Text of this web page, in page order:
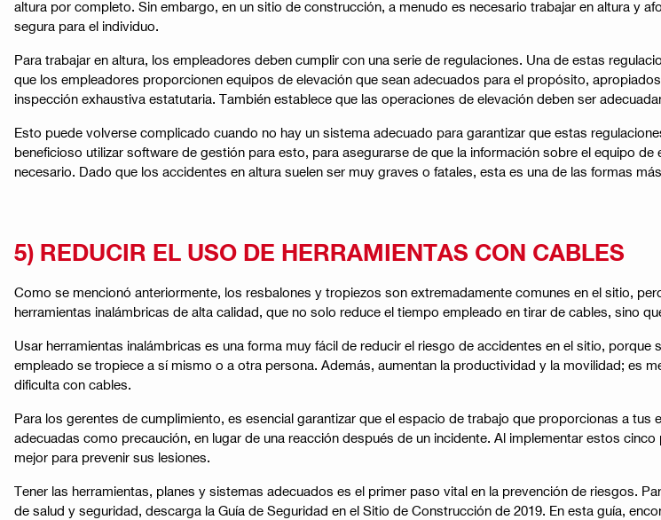
altura por completo. Sin embargo, en un sitio de construcción, a menudo es necesario trabajar en altura y
segura para el individuo.
Para trabajar en altura, los empleadores deben cumplir con una serie de regulaciones. Una de estas
que los empleadores proporcionen equipos de elevación que sean adecuados para el propósito,
inspección exhaustiva estatutaria. También establece que las operaciones de elevación deben ser
Esto puede volverse complicado cuando no hay un sistema adecuado para garantizar que estas
beneficioso utilizar software de gestión para esto, para asegurarse de que la información sobre el equipo
necesario. Dado que los accidentes en altura suelen ser muy graves o fatales, esta es una de las formas
5) REDUCIR EL USO DE HERRAMIENTAS CON CABLES
Como se mencionó anteriormente, los resbalones y tropiezos son extremadamente comunes en el sitio,
herramientas inalámbricas de alta calidad, que no solo reduce el tiempo empleado en tirar de cables, sino
Usar herramientas inalámbricas es una forma muy fácil de reducir el riesgo de accidentes en el sitio,
empleado se tropiece a sí mismo o a otra persona. Además, aumentan la productividad y la movilidad; es
dificulta con cables.
Para los gerentes de cumplimiento, es esencial garantizar que el espacio de trabajo que proporcionas a
adecuadas como precaución, en lugar de una reacción después de un incidente. Al implementar estos
mejor para prevenir sus lesiones.
Tener las herramientas, planes y sistemas adecuados es el primer paso vital en la prevención de riesgos.
de salud y seguridad, descarga la Guía de Seguridad en el Sitio de Construcción de 2019. En esta guía,